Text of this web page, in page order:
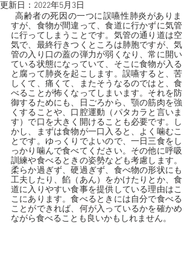
更新日： 2022年5月3日
  高齢者の死因の一つに誤嚥性肺炎がありま
すが、食物が間違って、食道に行かずに気管
に行ってしまうことです。気管の通り道は空
気で、最終行きつくところは肺胞ですが、気
管の入り口の蓋の弾力が弱くなり、常に開い
ている状態になっていて、そこに食物が入る
と腐って肺炎を起こします。誤嚥すると、苦
しくて、痛くて、またそうなるのではと、食
べることが怖くなってしまいます。それを防
御するためにも、日ごろから、顎の筋肉を強
くすることや、口腔運動（パタカラと言いま
す）で口を大きく開けることも必要です。し
かし、まずは食物が一口入ると、よく噛むこ
とです。ゆっくりでよいので、一日三食をし
っかり噛んで食べてください。その他に呼吸
訓練や食べるときの姿勢なども考慮します。
柔らか過ぎず、硬過ぎず、食べ物の形状にも
工夫したり、餡（あん）をかけたりとか、食
道に入りやすい食事を提供している理由はこ
こにあります。食べるときには自分で食べる
ことができれば、何が入っているかを確かめ
ながら食べることも良いかもしれません。